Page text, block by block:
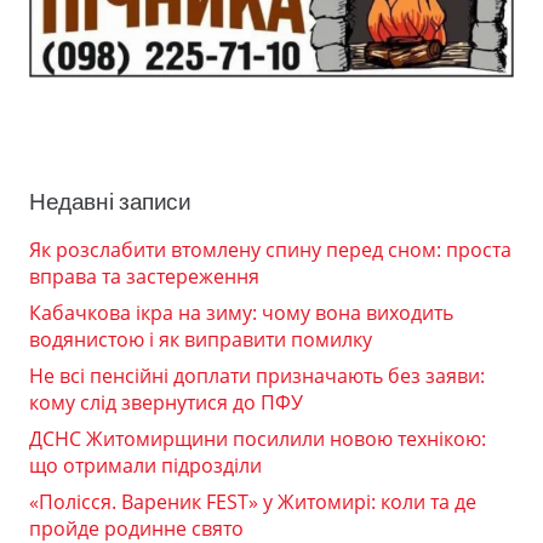
Недавні записи
Як розслабити втомлену спину перед сном: проста
вправа та застереження
Кабачкова ікра на зиму: чому вона виходить
водянистою і як виправити помилку
Не всі пенсійні доплати призначають без заяви:
кому слід звернутися до ПФУ
ДСНС Житомирщини посилили новою технікою:
що отримали підрозділи
«Полісся. Вареник FEST» у Житомирі: коли та де
пройде родинне свято